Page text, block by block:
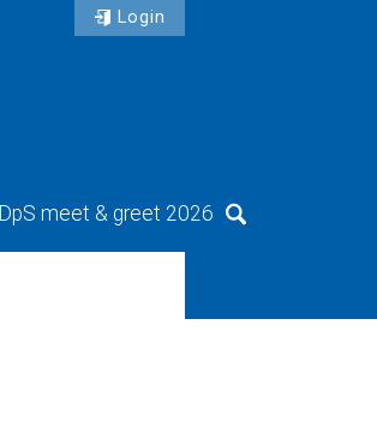
Login
DpS meet & greet 2026 Suche